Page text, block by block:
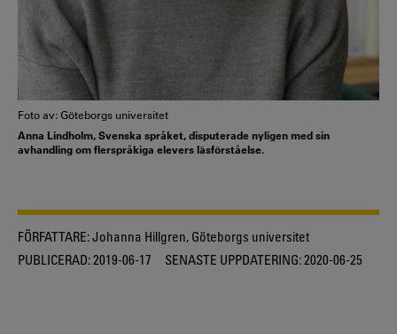
Foto av: Göteborgs universitet
Anna Lindholm, Svenska språket, disputerade nyligen med sin
avhandling om flerspråkiga elevers läsförståelse.
FÖRFATTARE:Johanna Hillgren, Göteborgs universitet
PUBLICERAD:2019-06-17 SENASTE UPPDATERING:2020-06-25